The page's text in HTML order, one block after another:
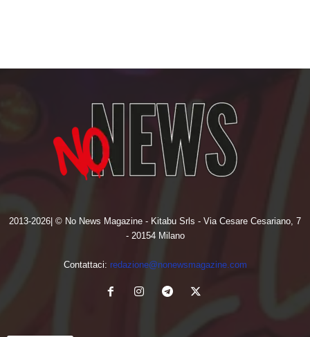
2013-2026| © No News Magazine - Kitabu Srls - Via Cesare Cesariano, 7
- 20154 Milano
Contattaci: redazione@nonewsmagazine.com